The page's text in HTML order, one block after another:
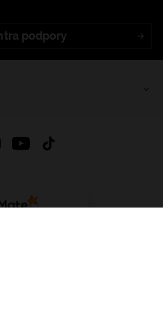
podpory